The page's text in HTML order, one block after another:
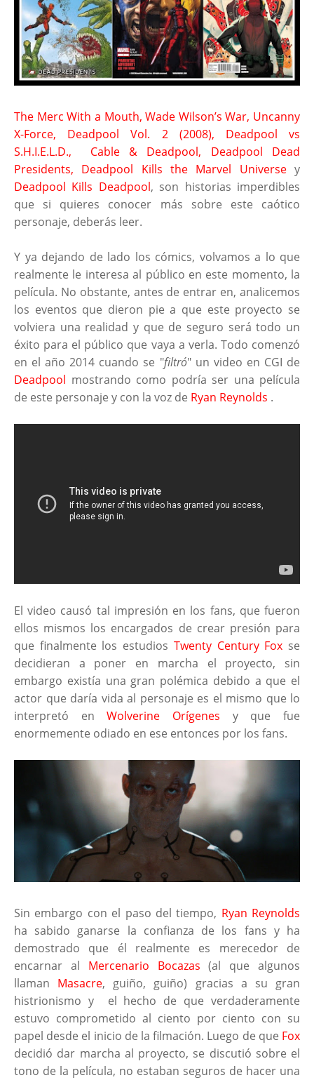
The Merc With a Mouth, Wade Wilson’s War, Uncanny
X-Force, Deadpool Vol. 2 (2008), Deadpool vs
S.H.I.E.L.D., Cable & Deadpool, Deadpool Dead
Presidents, Deadpool Kills the Marvel Universe y
Deadpool Kills Deadpool, son historias imperdibles
que si quieres conocer más sobre este caótico
personaje, deberás leer.
Y ya dejando de lado los cómics, volvamos a lo que
realmente le interesa al público en este momento, la
película. No obstante, antes de entrar en, analicemos
los eventos que dieron pie a que este proyecto se
volviera una realidad y que de seguro será todo un
éxito para el público que vaya a verla. Todo comenzó
en el año 2014 cuando se "filtró" un video en CGI de
Deadpool mostrando como podría ser una película
de este personaje y con la voz de Ryan Reynolds .
El video causó tal impresión en los fans, que fueron
ellos mismos los encargados de crear presión para
que finalmente los estudios Twenty Century Fox se
decidieran a poner en marcha el proyecto, sin
embargo existía una gran polémica debido a que el
actor que daría vida al personaje es el mismo que lo
interpretó enWolverine Orígenes y que fue
enormemente odiado en ese entonces por los fans.
Sin embargo con el paso del tiempo, Ryan Reynolds
ha sabido ganarse la confianza de los fans y ha
demostrado que él realmente es merecedor de
encarnar al Mercenario Bocazas (al que algunos
llaman Masacre, guiño, guiño) gracias a su gran
histrionismo y el hecho de que verdaderamente
estuvo comprometido al ciento por ciento con su
papel desde el inicio de la filmación. Luego de que Fox
decidió dar marcha al proyecto, se discutió sobre el
tono de la película, no estaban seguros de hacer una